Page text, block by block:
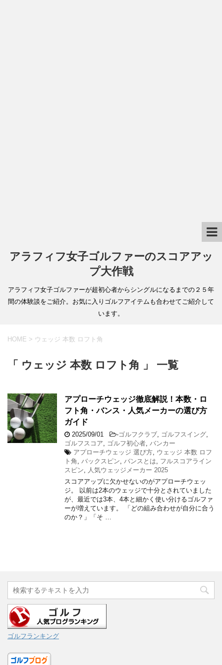
アラフィフ女子ゴルファーのスコアアッ
プ大作戦
アラフィフ女子ゴルファーが超初心者からシングルになるまでの２５年
間の体験談をご紹介。お気に入りゴルフアイテムも合わせてご紹介して
います。
HOME > ウェッジ 本数 ロフト角
「 ウェッジ 本数 ロフト角 」 一覧
アプローチウェッジ徹底解説！本数・ロ
フト角・バンス・人気メーカーの選び方
ガイド
2025/09/01 -ゴルフクラブ ゴルフスイング
ゴルフスコア
ゴルフ初心者 バンカー
アプローチウェッジ 選び方 ウェッジ 本数 ロフ
ト角
バックスピン バンスとは
フルスコアライン
スピン
人気ウェッジメーカー 2025
スコアアップに欠かせないのがアプローチウェッ
ジ。 以前は2本のウェッジで十分とされていました
が、最近では3本、4本と細かく使い分けるゴルファ
ーが増えています。 「どの組み合わせが自分に合う
のか？」「そ …
ゴルフランキング